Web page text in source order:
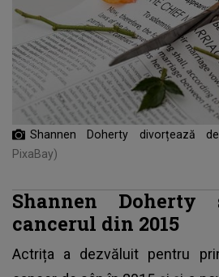
Shannen Doherty divorțează
PixaBay)
Shannen
cancerul din 2015
Actrița a dezvăluit pentru